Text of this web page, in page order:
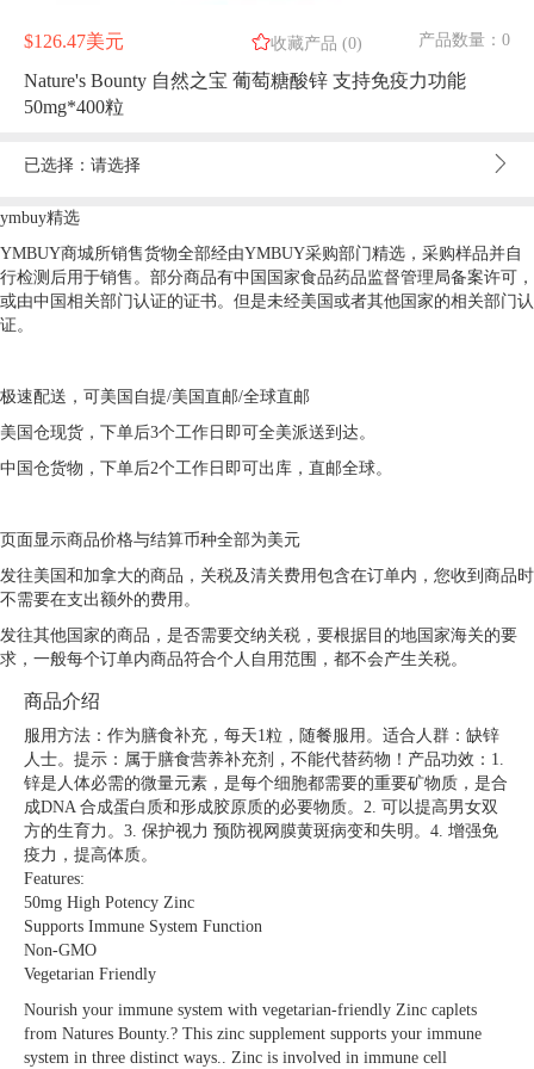
$126.47美元 收藏产品 (0) 产品数量： 0
Nature's Bounty 自然之宝 葡萄糖酸锌 支持免疫力功能
50mg*400粒
已选择：请选择
ymbuy精选
YMBUY商城所销售货物全部经由YMBUY采购部门精选，采购样品并自
行检测后用于销售。部分商品有中国国家食品药品监督管理局备案许可，
或由中国相关部门认证的证书。但是未经美国或者其他国家的相关部门认
证。
极速配送，可美国自提/美国直邮/全球直邮
美国仓现货，下单后3个工作日即可全美派送到达。
中国仓货物，下单后2个工作日即可出库，直邮全球。
页面显示商品价格与结算币种全部为美元
发往美国和加拿大的商品，关税及清关费用包含在订单内，您收到商品时
不需要在支出额外的费用。
发往其他国家的商品，是否需要交纳关税，要根据目的地国家海关的要
求，一般每个订单内商品符合个人自用范围，都不会产生关税。
商品介绍
服用方法：作为膳食补充，每天1粒，随餐服用。适合人群：缺锌
人士。提示：属于膳食营养补充剂，不能代替药物！产品功效：1.
锌是人体必需的微量元素，是每个细胞都需要的重要矿物质，是合
成DNA 合成蛋白质和形成胶原质的必要物质。2. 可以提高男女双
方的生育力。3. 保护视力 预防视网膜黄斑病变和失明。4. 增强免
疫力，提高体质。
Features:
50mg High Potency Zinc
Supports Immune System Function
Non-GMO
Vegetarian Friendly
Nourish your immune system with vegetarian-friendly Zinc caplets
from Natures Bounty.? This zinc supplement supports your immune
system in three distinct ways.. Zinc is involved in immune cell